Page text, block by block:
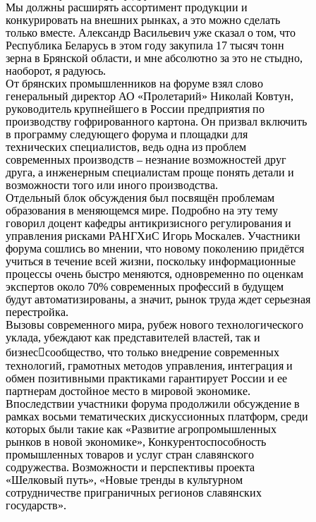
Мы должны расширять ассортимент продукции и
конкурировать на внешних рынках, а это можно сделать
только вместе. Александр Васильевич уже сказал о том, что
Республика Беларусь в этом году закупила 17 тысяч тонн
зерна в Брянской области, и мне абсолютно за это не стыдно,
наоборот, я радуюсь.
От брянских промышленников на форуме взял слово
генеральный директор АО «Пролетарий» Николай Ковтун,
руководитель крупнейшего в России предприятия по
производству гофрированного картона. Он призвал включить
в программу следующего форума и площадки для
технических специалистов, ведь одна из проблем
современных производств – незнание возможностей друг
друга, а инженерным специалистам проще понять детали и
возможности того или иного производства.
Отдельный блок обсуждения был посвящён проблемам
образования в меняющемся мире. Подробно на эту тему
говорил доцент кафедры антикризисного регулирования и
управления рисками РАНГХиС Игорь Москалев. Участники
форума сошлись во мнении, что новому поколению придётся
учиться в течение всей жизни, поскольку информационные
процессы очень быстро меняются, одновременно по оценкам
экспертов около 70% современных профессий в будущем
будут автоматизированы, а значит, рынок труда ждет серьезная
перестройка.
Вызовы современного мира, рубеж нового технологического
уклада, убеждают как представителей властей, так и
бизнессообщество, что только внедрение современных
технологий, грамотных методов управления, интеграция и
обмен позитивными практиками гарантирует России и ее
партнерам достойное место в мировой экономике.
Впоследствии участники форума продолжили обсуждение в
рамках восьми тематических дискуссионных платформ, среди
которых были такие как «Развитие агропромышленных
рынков в новой экономике», Конкурентоспособность
промышленных товаров и услуг стран славянского
содружества. Возможности и перспективы проекта
«Шелковый путь», «Новые тренды в культурном
сотрудничестве приграничных регионов славянских
государств».